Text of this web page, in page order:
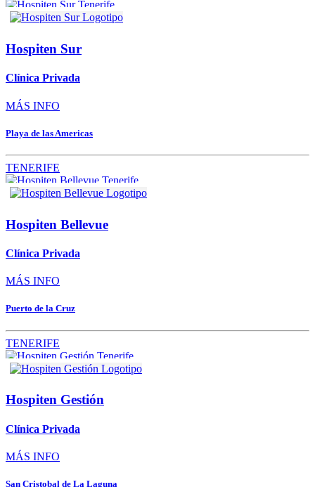
Hospiten Sur
Clínica Privada
MÁS INFO
Playa de las Americas
TENERIFE
Hospiten Bellevue
Clínica Privada
MÁS INFO
Puerto de la Cruz
TENERIFE
Hospiten Gestión
Clínica Privada
MÁS INFO
San Cristobal de La Laguna